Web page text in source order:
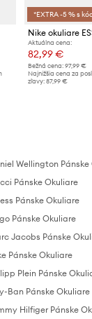
*EXTRA -5 % s
Nike okuliare
Aktuálna cena:
82,99 €
Bežná cena: 97,99 €
Najnižšia cena za
zľavy: 87,99 €
Wellington Pánske
Pánske Okuliare
Pánske Okuliare
Pánske Okuliare
Jacobs Pánske
Pánske Okuliare
Plein Pánske
Ban Pánske Okuliare
Hilfiger Pánske